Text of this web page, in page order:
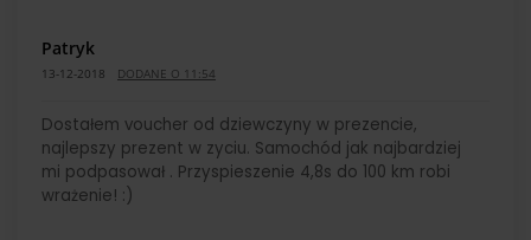
Patryk
13-12-2018 DODANE O 11:54
Dostałem voucher od dziewczyny w prezencie,
najlepszy prezent w zyciu. Samochód jak najbardziej
mi podpasował . Przyspieszenie 4,8s do 100 km robi
wrażenie! :)